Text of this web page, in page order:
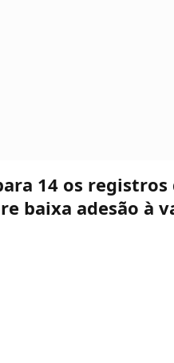
14 os registros
baixa adesão à